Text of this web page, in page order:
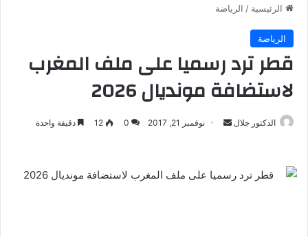
الرئيسية / الرياضة
الرياضة
قطر ترد رسميا على ملف المغرب
لاستضافة مونديال 2026
الدكتور جلال
أرسل نوفمبر 21, 2017 0
12 دقيقة واحدة